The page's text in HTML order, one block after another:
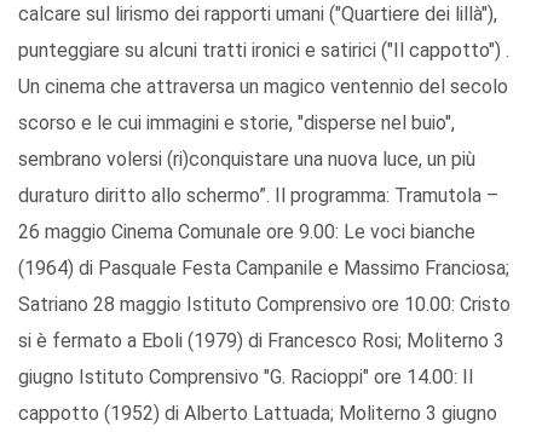
calcare sul lirismo dei rapporti umani ("Quartiere dei lillà"),
punteggiare su alcuni tratti ironici e satirici ("Il cappotto") .
Un cinema che attraversa un magico ventennio del secolo
scorso e le cui immagini e storie, "disperse nel buio",
sembrano volersi (ri)conquistare una nuova luce, un più
duraturo diritto allo schermo”. Il programma: Tramutola –
26 maggio Cinema Comunale ore 9.00: Le voci bianche
(1964) di Pasquale Festa Campanile e Massimo Franciosa;
Satriano 28 maggio Istituto Comprensivo ore 10.00: Cristo
si è fermato a Eboli (1979) di Francesco Rosi; Moliterno 3
giugno Istituto Comprensivo "G. Racioppi" ore 14.00: Il
cappotto (1952) di Alberto Lattuada; Moliterno 3 giugno